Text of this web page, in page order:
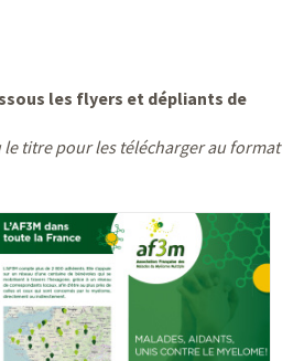
les flyers et dépliants de
le titre pour les télécharger au format